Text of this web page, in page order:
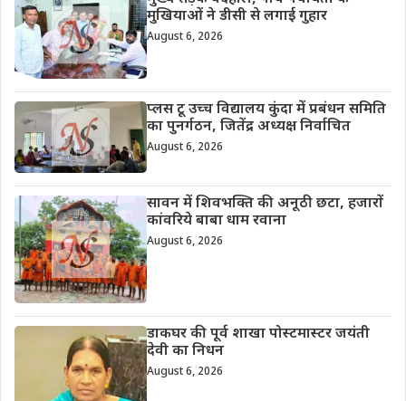
मुखियाओं ने डीसी से लगाई गुहार
August 6, 2026
प्लस टू उच्च विद्यालय कुंदा में प्रबंधन समिति
का पुनर्गठन, जितेंद्र अध्यक्ष निर्वाचित
August 6, 2026
सावन में शिवभक्ति की अनूठी छटा, हजारों
कांवरिये बाबा धाम रवाना
August 6, 2026
डाकघर की पूर्व शाखा पोस्टमास्टर जयंती
देवी का निधन
August 6, 2026